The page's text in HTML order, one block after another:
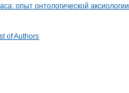
опыт онтологической аксиологии
of Authors